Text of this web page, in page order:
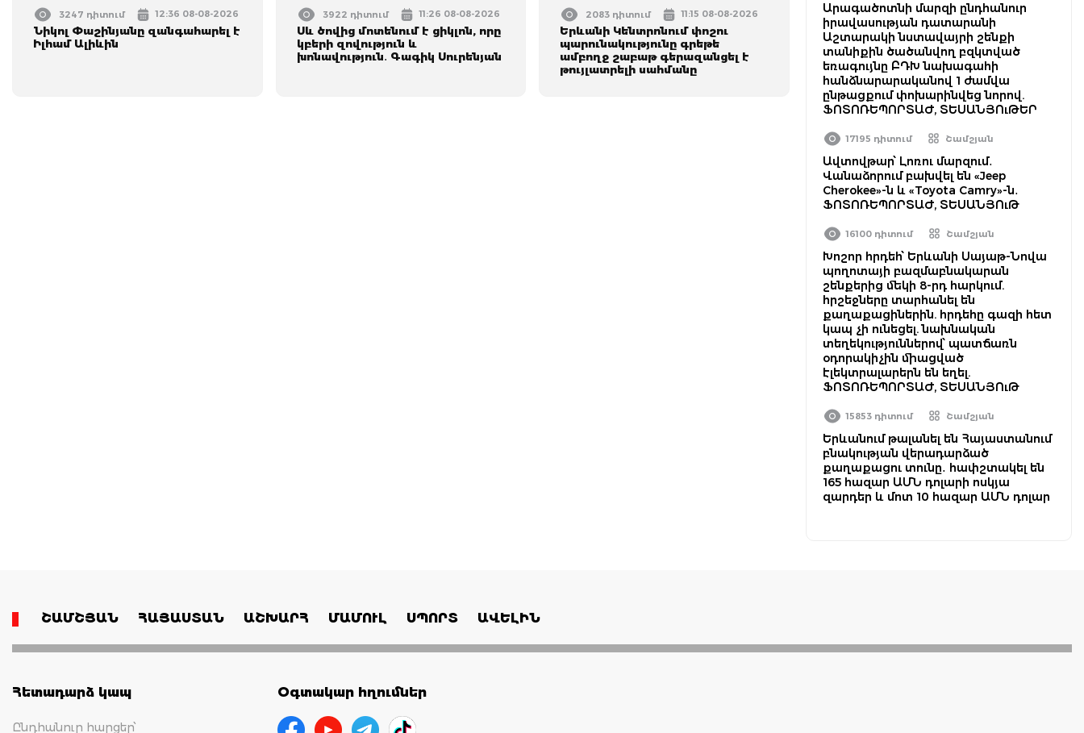
3247 դիտում 12:36 08-08-2026
Նիկոլ Փաշինյանը զանգահարել է
Իլհամ Ալիևին
3922 դիտում 11:26 08-08-2026
Սև ծովից մոտենում է ցիկլոն, որը
կբերի զովություն և
խոնավություն․ Գագիկ Սուրենյան
2083 դիտում 11:15 08-08-2026
Երևանի Կենտրոնում փոշու
պարունակությունը գրեթե
ամբողջ շաբաթ գերազանցել է
թույլատրելի սահմանը
Արագածոտնի մարզի ընդհանուր
իրավասության դատարանի
Աշտարակի նստավայրի շենքի
տանիքին ծածանվող բզկտված
եռագույնը ԲԴԽ նախագահի
հանձնարարականով 1 ժամվա
ընթացքում փոխարինվեց նորով.
ՖՈՏՈՌԵՊՈՐՏԱԺ, ՏԵՍԱՆՅՈւԹԵՐ
17195 դիտում Շամշյան
Ավտովթար՝ Լոռու մարզում․
Վանաձորում բախվել են «Jeep
Cherokee»-ն և «Toyota Camry»-ն․
ՖՈՏՈՌԵՊՈՐՏԱԺ, ՏԵՍԱՆՅՈւԹ
16100 դիտում Շամշյան
Խոշոր հրդեհ՝ Երևանի Սայաթ-Նովա
պողոտայի բազմաբնակարան
շենքերից մեկի 8-րդ հարկում.
հրշեջները տարհանել են
քաղաքացիներին. հրդեհը գազի հետ
կապ չի ունեցել. նախնական
տեղեկություններով՝ պատճառն
օդորակիչին միացված
էլեկտրալարերն են եղել.
ՖՈՏՈՌԵՊՈՐՏԱԺ, ՏԵՍԱՆՅՈւԹ
15853 դիտում Շամշյան
Երևանում թալանել են Հայաստանում
բնակության վերադարձած
քաղաքացու տունը․ հափշտակել են
165 հազար ԱՄՆ դոլարի ոսկյա
զարդեր և մոտ 10 հազար ԱՄՆ դոլար
ՇԱՄՇՅԱՆ ՀԱՅԱՍՏԱՆ ԱՇԽԱՐՀ ՄԱՄՈՒԼ ՍՊՈՐՏ ԱՎԵԼԻՆ
Հետադարձ կապ
Ընդհանուր հարցեր՝
Օգտակար հղումներ